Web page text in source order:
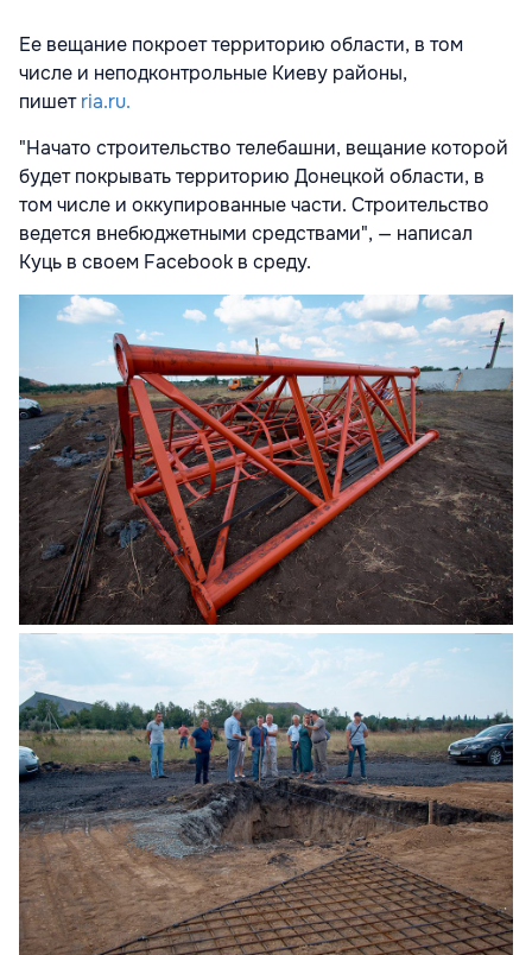
Ее вещание покроет территорию области, в том
числе и неподконтрольные Киеву районы,
пишетria.ru.
"Начато строительство телебашни, вещание которой
будет покрывать территорию Донецкой области, в
том числе и оккупированные части. Строительство
ведется внебюджетными средствами", — написал
Куць в своем Facebook в среду.